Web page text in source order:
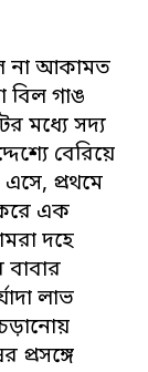
না আকামত
বিল গাঙ
মধ্যে সদ্য
বেরিয়ে
প্রথমে
করে এক
দহে
লাভ